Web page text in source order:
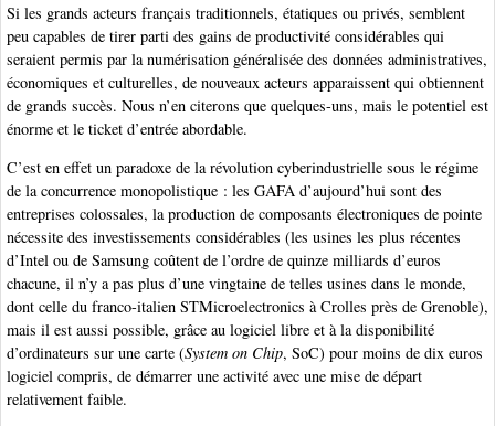
Si les grands acteurs français traditionnels, étatiques ou privés, semblent
peu capables de tirer parti des gains de productivité considérables qui
seraient permis par la numérisation généralisée des données administratives,
économiques et culturelles, de nouveaux acteurs apparaissent qui obtiennent
de grands succès. Nous n’en citerons que quelques-uns, mais le potentiel est
énorme et le ticket d’entrée abordable.
C’est en effet un paradoxe de la révolution cyberindustrielle sous le régime
de la concurrence monopolistique : les GAFA d’aujourd’hui sont des
entreprises colossales, la production de composants électroniques de pointe
nécessite des investissements considérables (les usines les plus récentes
d’Intel ou de Samsung coûtent de l’ordre de quinze milliards d’euros
chacune, il n’y a pas plus d’une vingtaine de telles usines dans le monde,
dont celle du franco-italien STMicroelectronics à Crolles près de Grenoble),
mais il est aussi possible, grâce au logiciel libre et à la disponibilité
d’ordinateurs sur une carte (System on Chip, SoC) pour moins de dix euros
logiciel compris, de démarrer une activité avec une mise de départ
relativement faible.